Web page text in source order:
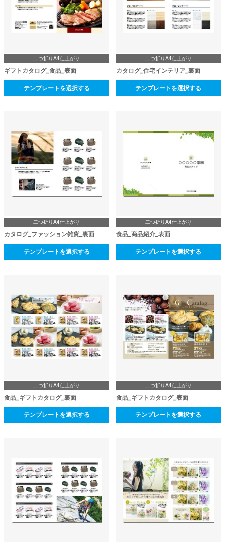
二つ折りA4仕上がり
ギフトカタログ_食品_表面
テンプレートを選択する
二つ折りA4仕上がり
カタログ_住宅インテリア_裏面
テンプレートを選択する
二つ折りA4仕上がり
カタログ_ファッション雑貨_裏面
テンプレートを選択する
二つ折りA4仕上がり
食品_商品紹介_表面
テンプレートを選択する
二つ折りA4仕上がり
食品_ギフトカタログ_裏面
テンプレートを選択する
二つ折りA4仕上がり
食品_ギフトカタログ_表面
テンプレートを選択する